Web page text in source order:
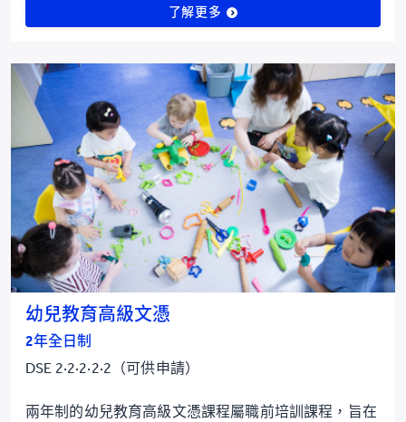
了解更多
幼兒教育高級文憑
2年全日制
DSE 2·2·2·2·2（可供申請）
兩年制的幼兒教育高級文憑課程屬職前培訓課程，旨在